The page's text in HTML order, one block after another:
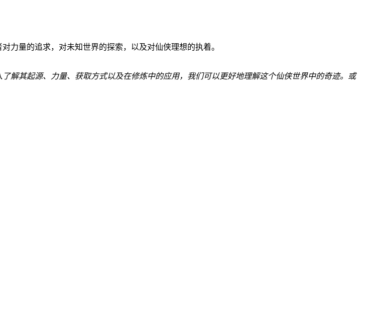
力量的追求，对未知世界的探索，以及对仙侠理想的执着。
解其起源、力量、获取方式以及在修炼中的应用，我们可以更好地理解这个仙侠世界中的奇迹。或